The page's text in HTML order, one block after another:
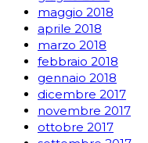
maggio 2018
aprile 2018
marzo 2018
febbraio 2018
gennaio 2018
dicembre 2017
novembre 2017
ottobre 2017